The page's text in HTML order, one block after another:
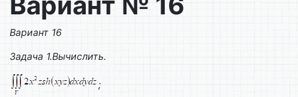
Вариант 16
Задача 1.Вычислить.
;